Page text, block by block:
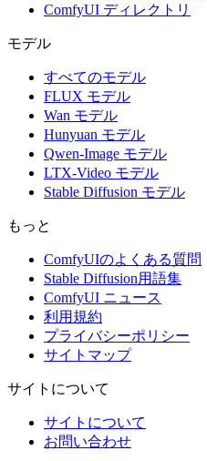
ComfyUI ディレクトリ
モデル
すべてのモデル
FLUX モデル
Wan モデル
Hunyuan モデル
Qwen-Image モデル
LTX-Video モデル
Stable Diffusion モデル
もっと
ComfyUIのよくある質問
Stable Diffusion用語集
ComfyUI ニュース
利用規約
プライバシーポリシー
サイトマップ
サイトについて
サイトについて
お問い合わせ